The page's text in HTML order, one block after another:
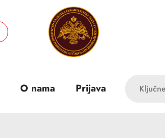
O nama
Prijava